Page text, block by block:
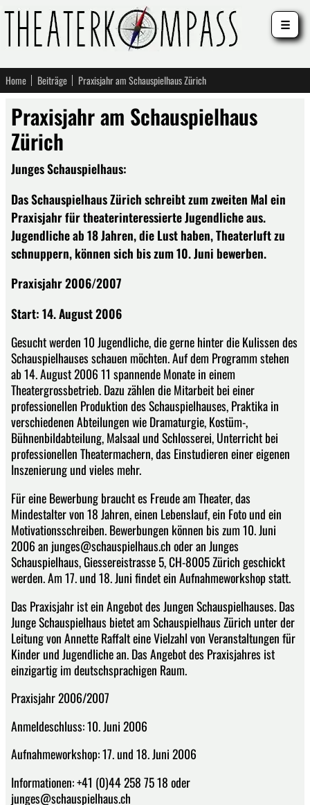
Home Beiträge Praxisjahr am Schauspielhaus Zürich
Praxisjahr am Schauspielhaus
Zürich
Junges Schauspielhaus:
Das Schauspielhaus Zürich schreibt zum zweiten Mal ein
Praxisjahr für theaterinteressierte Jugendliche aus.
Jugendliche ab 18 Jahren, die Lust haben, Theaterluft zu
schnuppern, können sich bis zum 10. Juni bewerben.
Praxisjahr 2006/2007
Start: 14. August 2006
Gesucht werden 10 Jugendliche, die gerne hinter die Kulissen des
Schauspielhauses schauen möchten. Auf dem Programm stehen
ab 14. August 2006 11 spannende Monate in einem
Theatergrossbetrieb. Dazu zählen die Mitarbeit bei einer
professionellen Produktion des Schauspielhauses, Praktika in
verschiedenen Abteilungen wie Dramaturgie, Kostüm-,
Bühnenbildabteilung, Malsaal und Schlosserei, Unterricht bei
professionellen Theatermachern, das Einstudieren einer eigenen
Inszenierung und vieles mehr.
Für eine Bewerbung braucht es Freude am Theater, das
Mindestalter von 18 Jahren, einen Lebenslauf, ein Foto und ein
Motivationsschreiben. Bewerbungen können bis zum 10. Juni
2006 an junges@schauspielhaus.ch oder an Junges
Schauspielhaus, Giessereistrasse 5, CH-8005 Zürich geschickt
werden. Am 17. und 18. Juni findet ein Aufnahmeworkshop statt.
Das Praxisjahr ist ein Angebot des Jungen Schauspielhauses. Das
Junge Schauspielhaus bietet am Schauspielhaus Zürich unter der
Leitung von Annette Raffalt eine Vielzahl von Veranstaltungen für
Kinder und Jugendliche an. Das Angebot des Praxisjahres ist
einzigartig im deutschsprachigen Raum.
Praxisjahr 2006/2007
Anmeldeschluss: 10. Juni 2006
Aufnahmeworkshop: 17. und 18. Juni 2006
Informationen: +41 (0)44 258 75 18 oder
junges@schauspielhaus.ch
☰